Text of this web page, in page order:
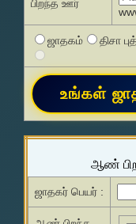
பிறந்த ஊர்
ஜாதகம் திசா
ஆண்
ஜாதகர் பெயர் :